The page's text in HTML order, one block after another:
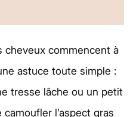
cheveux commencent à
astuce toute simple :
tresse lâche ou un petit
l’aspect gras